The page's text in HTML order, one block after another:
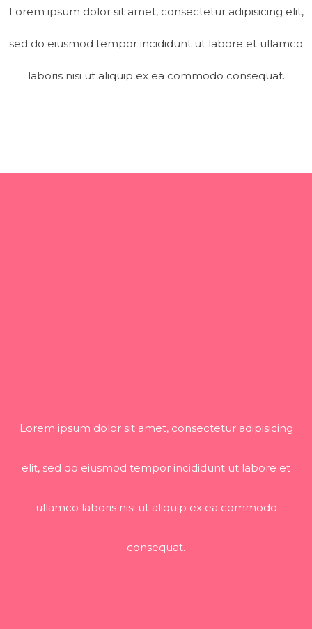
Lorem ipsum dolor sit amet, consectetur adipisicing elit,
sed do eiusmod tempor incididunt ut labore et ullamco
laboris nisi ut aliquip ex ea commodo consequat.
Lorem ipsum dolor sit amet, consectetur adipisicing
elit, sed do eiusmod tempor incididunt ut labore et
ullamco laboris nisi ut aliquip ex ea commodo
consequat.